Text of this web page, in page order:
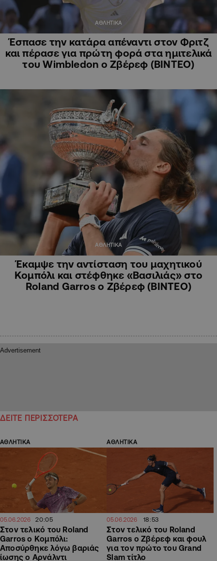
ΑΘΛΗΤΙΚΑ
Έσπασε την κατάρα απέναντι στον Φριτζ
και πέρασε για πρώτη φορά στα ημιτελικά
του Wimbledon ο Ζβέρεφ (ΒΙΝΤΕΟ)
ΑΘΛΗΤΙΚΑ
Έκαμψε την αντίσταση του μαχητικού
Κομπόλι και στέφθηκε «Βασιλιάς» στο
Roland Garros ο Ζβέρεφ (ΒΙΝΤΕΟ)
ΔΕΙΤΕ ΠΕΡΙΣΣΟΤΕΡΑ
ΑΘΛΗΤΙΚΑ
05.06.2026 20:05
Στον τελικό του Roland
Garros ο Κομπόλι:
Αποσύρθηκε λόγω βαριάς
ίωσης ο Αρνάλντι
ΑΘΛΗΤΙΚΑ
05.06.2026 18:53
Στον τελικό του Roland
Garros ο Ζβέρεφ και φουλ
για τον πρώτο του Grand
Slam τίτλο